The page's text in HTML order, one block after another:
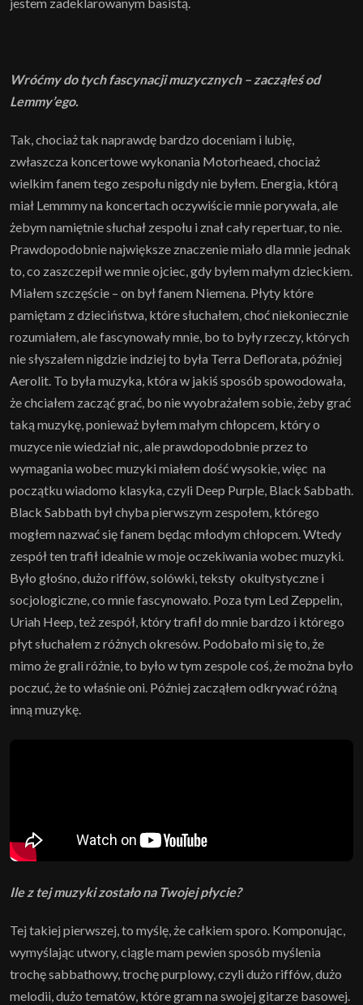
Wróćmy do tych fascynacji muzycznych – zacząłeś od
Lemmy’ego.
Tak, chociaż tak naprawdę bardzo doceniam i lubię,
zwłaszcza koncertowe wykonania Motorheaed, chociaż
wielkim fanem tego zespołu nigdy nie byłem. Energia, którą
miał Lemmmy na koncertach oczywiście mnie porywała, ale
żebym namiętnie słuchał zespołu i znał cały repertuar, to nie.
Prawdopodobnie największe znaczenie miało dla mnie jednak
to, co zaszczepił we mnie ojciec, gdy byłem małym dzieckiem.
Miałem szczęście – on był fanem Niemena. Płyty które
pamiętam z dzieciństwa, które słuchałem, choć niekoniecznie
rozumiałem, ale fascynowały mnie, bo to były rzeczy, których
nie słyszałem nigdzie indziej to była Terra Deflorata, później
Aerolit. To była muzyka, która w jakiś sposób spowodowała,
że chciałem zacząć grać, bo nie wyobrażałem sobie, żeby grać
taką muzykę, ponieważ byłem małym chłopcem, który o
muzyce nie wiedział nic, ale prawdopodobnie przez to
wymagania wobec muzyki miałem dość wysokie, więc na
początku wiadomo klasyka, czyli Deep Purple, Black Sabbath.
Black Sabbath był chyba pierwszym zespołem, którego
mogłem nazwać się fanem będąc młodym chłopcem. Wtedy
zespół ten trafił idealnie w moje oczekiwania wobec muzyki.
Było głośno, dużo riffów, solówki, teksty okultystyczne i
socjologiczne, co mnie fascynowało. Poza tym Led Zeppelin,
Uriah Heep, też zespół, który trafił do mnie bardzo i którego
płyt słuchałem z różnych okresów. Podobało mi się to, że
mimo że grali różnie, to było w tym zespole coś, że można było
poczuć, że to właśnie oni. Później zacząłem odkrywać różną
inną muzykę.
Ile z tej muzyki zostało na Twojej płycie?
Tej takiej pierwszej, to myślę, że całkiem sporo. Komponując,
wymyślając utwory, ciągle mam pewien sposób myślenia
trochę sabbathowy, trochę purplowy, czyli dużo riffów, dużo
melodii, dużo tematów, które gram na swojej gitarze basowej.